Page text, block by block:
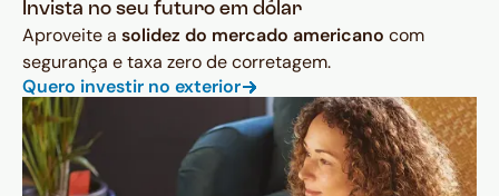
Invista no seu futuro em dólar
Aproveite a solidez do mercado americano com
segurança e taxa zero de corretagem.
Quero investir no exterior